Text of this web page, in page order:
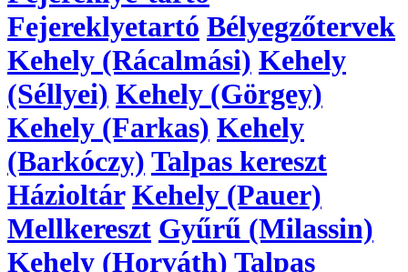
Fejereklyetartó Bélyegzőtervek
Kehely (Rácalmási) Kehely
(Séllyei) Kehely (Görgey)
Kehely (Farkas) Kehely
(Barkóczy) Talpas kereszt
Házioltár Kehely (Pauer)
Mellkereszt Gyűrű (Milassin)
Kehely (Horváth) Talpas